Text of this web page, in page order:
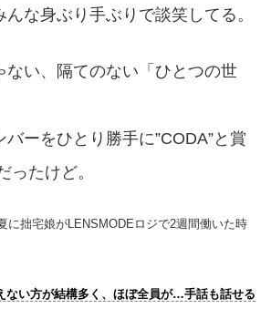
な身ぶり手ぶりで談笑してる。
ない、隔てのない「ひとつの世
ーをひとり勝手に”CODA”と賞
ったけど。
に拙宅娘がLENSMODEロジで2週間働いた時
ない方が結構多く、ほぼ全員が…手話も話せる